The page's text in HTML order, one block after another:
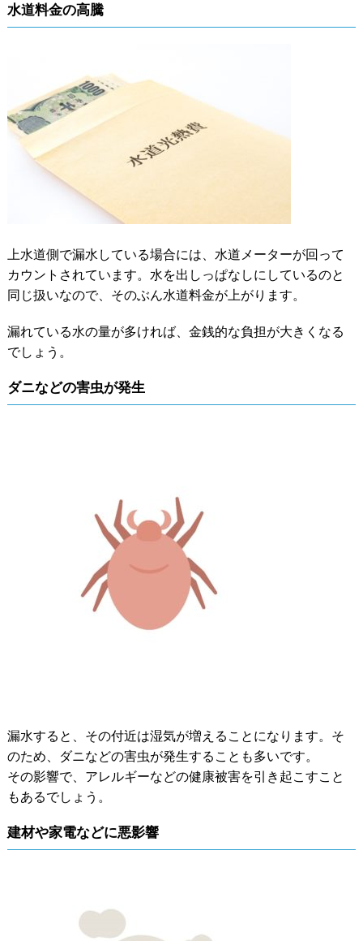
水道料金の高騰
上水道側で漏水している場合には、水道メーターが回って
カウントされています。水を出しっぱなしにしているのと
同じ扱いなので、そのぶん水道料金が上がります。
漏れている水の量が多ければ、金銭的な負担が大きくなる
でしょう。
ダニなどの害虫が発生
漏水すると、その付近は湿気が増えることになります。そ
のため、ダニなどの害虫が発生することも多いです。
その影響で、アレルギーなどの健康被害を引き起こすこと
もあるでしょう。
建材や家電などに悪影響